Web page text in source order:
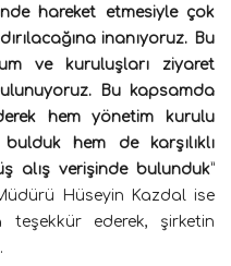
hareket etmesiyle çok
inanıyoruz. Bu
ve kuruluşları ziyaret
Bu kapsamda
hem yönetim kurulu
bulduk hem de karşılıklı
alış verişinde bulunduk”
Hüseyin Kazdal ise
teşekkür ederek, şirketin